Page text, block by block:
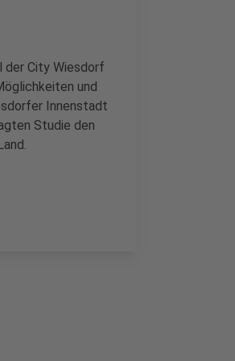
der City Wiesdorf
und
Innenstadt
Studie den